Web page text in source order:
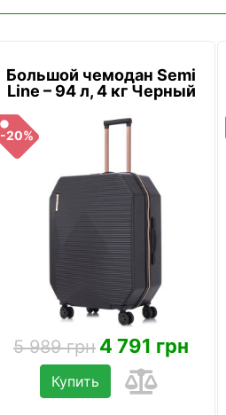
Большой чемодан Semi
Line – 94 л, 4 кг Черный
-20%
5 989 грн 4 791 грн
Купить